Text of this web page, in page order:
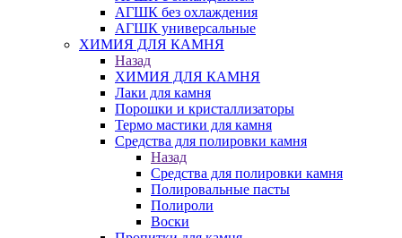
АГШК без охлаждения
АГШК универсальные
ХИМИЯ ДЛЯ КАМНЯ
Назад
ХИМИЯ ДЛЯ КАМНЯ
Лаки для камня
Порошки и кристаллизаторы
Термо мастики для камня
Средства для полировки камня
Назад
Средства для полировки камня
Полировальные пасты
Полироли
Воски